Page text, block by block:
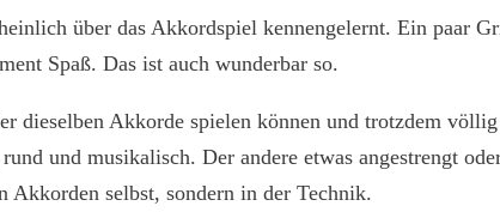
über das Akkordspiel kennengelernt. Ein paar
Spaß. Das ist auch wunderbar so.
dieselben Akkorde spielen können und trotzdem völlig
und musikalisch. Der andere etwas angestrengt
selbst, sondern in der Technik.